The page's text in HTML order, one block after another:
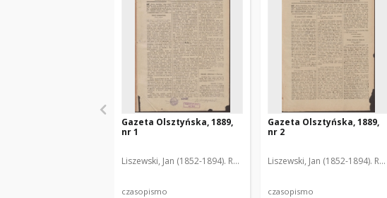
Gazeta Olsztyńska, 1889,
nr 1
Liszewski, Jan (1852-1894). Red.
czasopismo
Gazeta Olsztyńska, 1889,
nr 2
Liszewski, Jan (1852-1894). Red.
czasopismo